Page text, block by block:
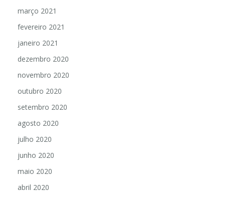
março 2021
fevereiro 2021
janeiro 2021
dezembro 2020
novembro 2020
outubro 2020
setembro 2020
agosto 2020
julho 2020
junho 2020
maio 2020
abril 2020